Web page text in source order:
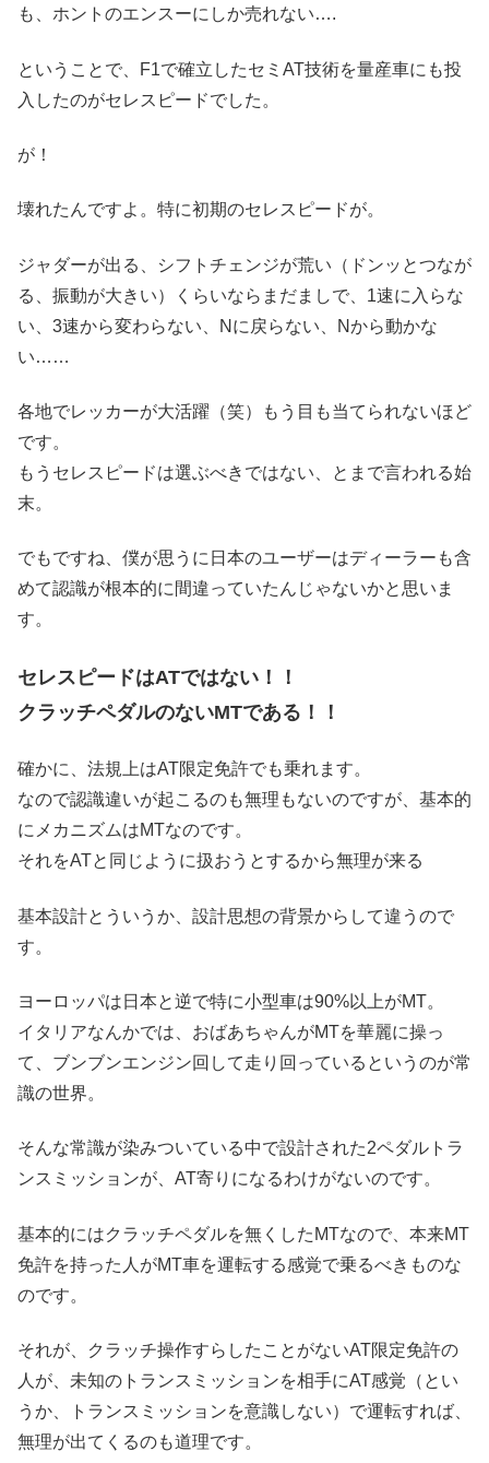
も、ホントのエンスーにしか売れない….
ということで、F1で確立したセミAT技術を量産車にも投
入したのがセレスピードでした。
が！
壊れたんですよ。特に初期のセレスピードが。
ジャダーが出る、シフトチェンジが荒い（ドンッとつなが
る、振動が大きい）くらいならまだましで、1速に入らな
い、3速から変わらない、Nに戻らない、Nから動かな
い……
各地でレッカーが大活躍（笑）もう目も当てられないほど
です。
もうセレスピードは選ぶべきではない、とまで言われる始
末。
でもですね、僕が思うに日本のユーザーはディーラーも含
めて認識が根本的に間違っていたんじゃないかと思いま
す。
セレスピードはATではない！！
クラッチペダルのないMTである！！
確かに、法規上はAT限定免許でも乗れます。
なので認識違いが起こるのも無理もないのですが、基本的
にメカニズムはMTなのです。
それをATと同じように扱おうとするから無理が来る
基本設計とういうか、設計思想の背景からして違うので
す。
ヨーロッパは日本と逆で特に小型車は90%以上がMT。
イタリアなんかでは、おばあちゃんがMTを華麗に操っ
て、ブンブンエンジン回して走り回っているというのが常
識の世界。
そんな常識が染みついている中で設計された2ペダルトラ
ンスミッションが、AT寄りになるわけがないのです。
基本的にはクラッチペダルを無くしたMTなので、本来MT
免許を持った人がMT車を運転する感覚で乗るべきものな
のです。
それが、クラッチ操作すらしたことがないAT限定免許の
人が、未知のトランスミッションを相手にAT感覚（とい
うか、トランスミッションを意識しない）で運転すれば、
無理が出てくるのも道理です。